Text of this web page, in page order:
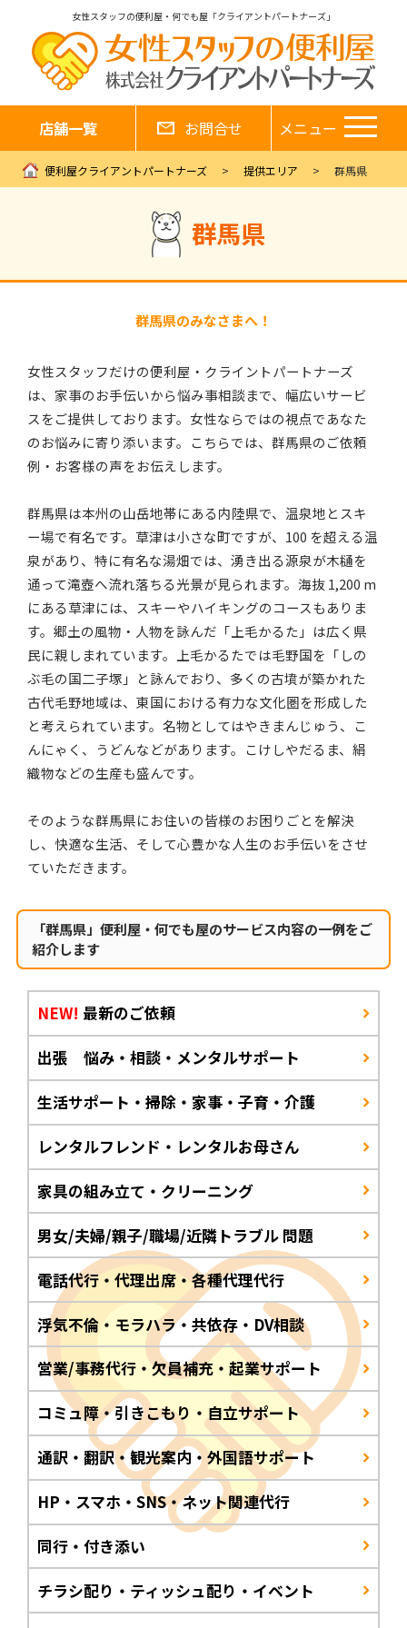
女性スタッフの便利屋・何でも屋「クライアントパートナーズ」
店舗一覧 お問合せ メニュー
便利屋クライアントパートナーズ 提供エリア 群馬県
群馬県
群馬県のみなさまへ！
女性スタッフだけの便利屋・クライントパートナーズ
は、家事のお手伝いから悩み事相談まで、幅広いサービ
スをご提供しております。女性ならではの視点であなた
のお悩みに寄り添います。こちらでは、群馬県のご依頼
例・お客様の声をお伝えします。
群馬県は本州の山岳地帯にある内陸県で、温泉地とスキ
ー場で有名です。草津は小さな町ですが、100 を超える温
泉があり、特に有名な湯畑では、湧き出る源泉が木樋を
通って滝壺へ流れ落ちる光景が見られます。海抜 1,200 m
にある草津には、スキーやハイキングのコースもありま
す。郷土の風物・人物を詠んだ「上毛かるた」は広く県
民に親しまれています。上毛かるたでは毛野国を「しの
ぶ毛の国二子塚」と詠んでおり、多くの古墳が築かれた
古代毛野地域は、東国における有力な文化圏を形成した
と考えられています。名物としてはやきまんじゅう、こ
んにゃく、うどんなどがあります。こけしやだるま、絹
織物などの生産も盛んです。
そのような群馬県にお住いの皆様のお困りごとを解決
し、快適な生活、そして心豊かな人生のお手伝いをさせ
ていただきます。
「群馬県」便利屋・何でも屋のサービス内容の一例をご
紹介します
NEW! 最新のご依頼
出張 悩み・相談・メンタルサポート
生活サポート・掃除・家事・子育・介護
レンタルフレンド・レンタルお母さん
家具の組み立て・クリーニング
男女/夫婦/親子/職場/近隣トラブル 問題
電話代行・代理出席・各種代理代行
浮気不倫・モラハラ・共依存・DV相談
営業/事務代行・欠員補充・起業サポート
コミュ障・引きこもり・自立サポート
通訳・翻訳・観光案内・外国語サポート
HP・スマホ・SNS・ネット関連代行
同行・付き添い
チラシ配り・ティッシュ配り・イベント